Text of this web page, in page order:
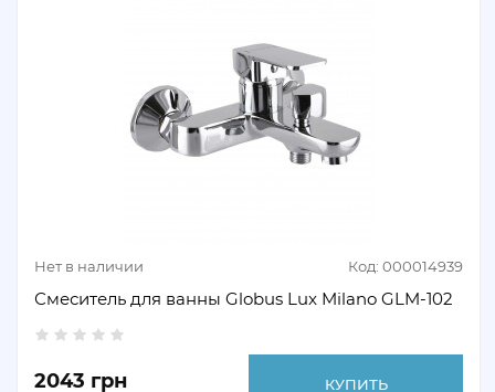
Нет в наличии Код: 000014939
Смеситель для ванны Globus Lux Milano GLM-102
2043 грн КУПИТЬ